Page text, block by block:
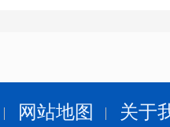
网站地图
关于